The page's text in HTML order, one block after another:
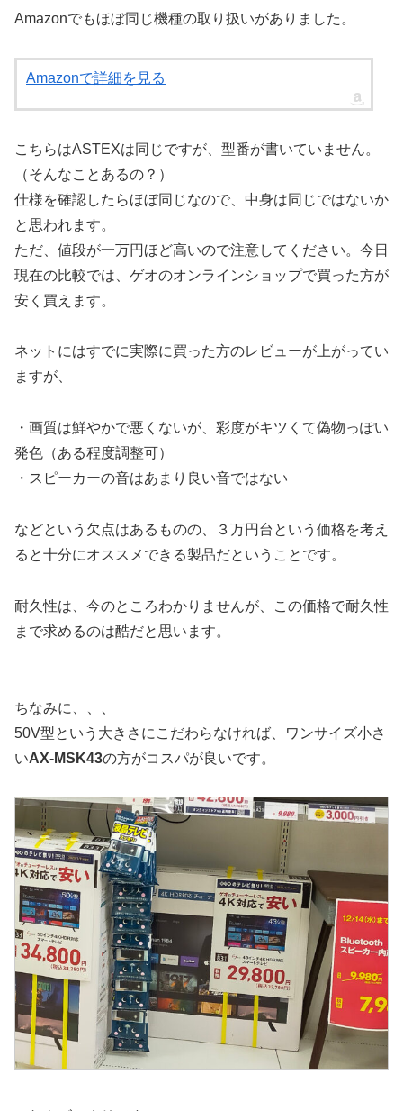
Amazonでもほぼ同じ機種の取り扱いがありました。
Amazonで詳細を見る
こちらはASTEXは同じですが、型番が書いていません。
（そんなことあるの？）
仕様を確認したらほぼ同じなので、中身は同じではないか
と思われます。
ただ、値段が一万円ほど高いので注意してください。今日
現在の比較では、ゲオのオンラインショップで買った方が
安く買えます。
ネットにはすでに実際に買った方のレビューが上がってい
ますが、
・画質は鮮やかで悪くないが、彩度がキツくて偽物っぽい
発色（ある程度調整可）
・スピーカーの音はあまり良い音ではない
などという欠点はあるものの、３万円台という価格を考え
ると十分にオススメできる製品だということです。
耐久性は、今のところわかりませんが、この価格で耐久性
まで求めるのは酷だと思います。
ちなみに、、、
50V型という大きさにこだわらなければ、ワンサイズ小さ
いAX-MSK43の方がコスパが良いです。